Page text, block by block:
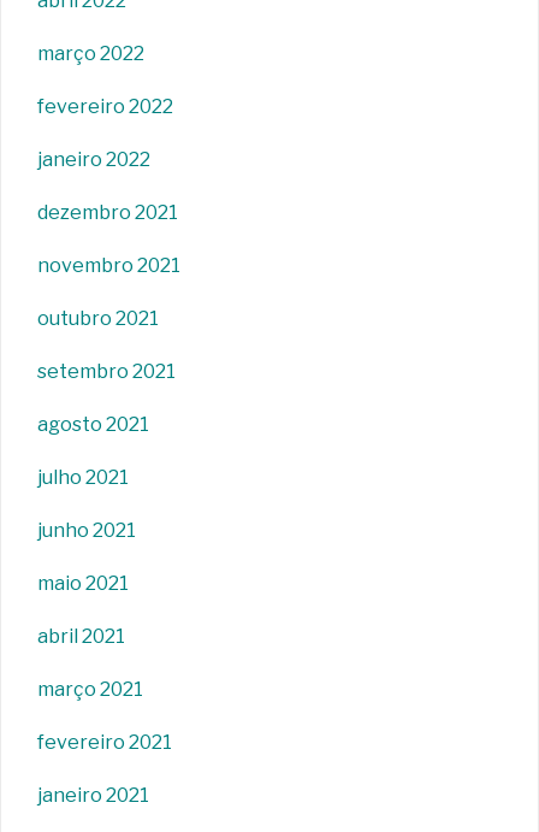
março 2022
fevereiro 2022
janeiro 2022
dezembro 2021
novembro 2021
outubro 2021
setembro 2021
agosto 2021
julho 2021
junho 2021
maio 2021
abril 2021
março 2021
fevereiro 2021
janeiro 2021